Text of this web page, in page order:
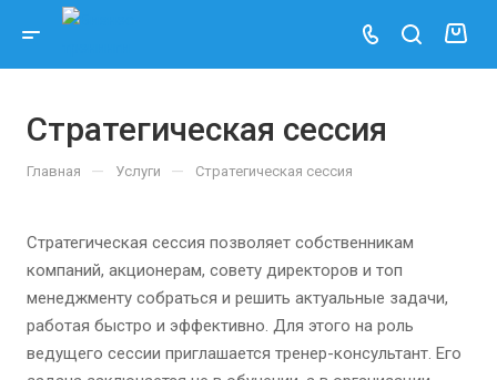
Стратегическая сессия
Главная — Услуги — Стратегическая сессия
Cтратегическая сессия позволяет собственникам
компаний, акционерам, совету директоров и топ
менеджменту собраться и решить актуальные задачи,
работая быстро и эффективно. Для этого на роль
ведущего сессии приглашается тренер-консультант. Его